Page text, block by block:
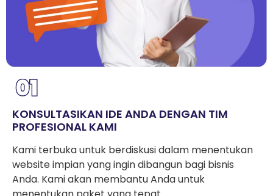
KONSULTASIKAN IDE ANDA DENGAN TIM
PROFESIONAL KAMI
Kami terbuka untuk berdiskusi dalam menentukan
website impian yang ingin dibangun bagi bisnis
Anda. Kami akan membantu Anda untuk